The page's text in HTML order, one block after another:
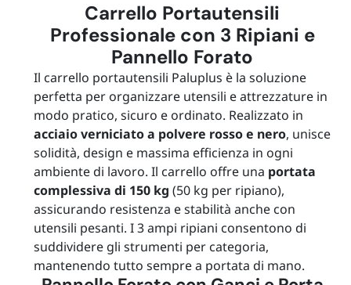
Carrello Portautensili
Professionale con 3 Ripiani e
Pannello Forato
Il carrello portautensili Paluplus è la soluzione
perfetta per organizzare utensili e attrezzature in
modo pratico, sicuro e ordinato. Realizzato in
acciaio verniciato a polvere rosso e nero, unisce
solidità, design e massima efficienza in ogni
ambiente di lavoro. Il carrello offre una portata
complessiva di 150 kg (50 kg per ripiano),
assicurando resistenza e stabilità anche con
utensili pesanti. I 3 ampi ripiani consentono di
suddividere gli strumenti per categoria,
mantenendo tutto sempre a portata di mano.